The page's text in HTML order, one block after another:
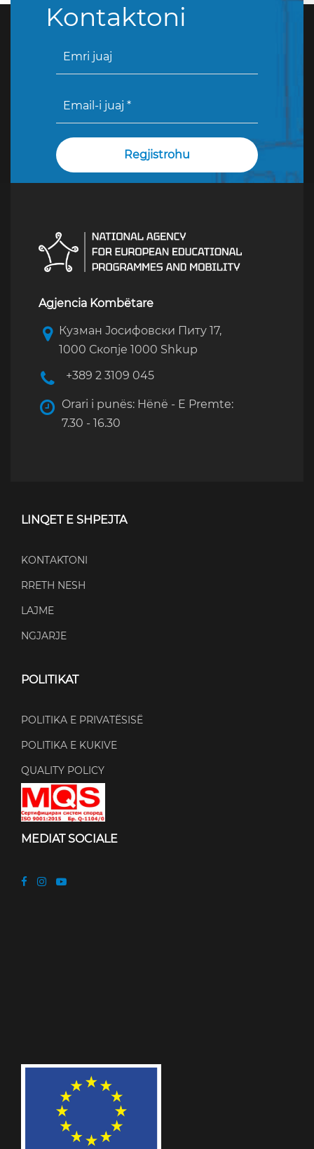
Kontaktoni
Agjencia Kombëtare
Кузман Јосифовски Питу 17,
1000 Скопје 1000 Shkup
+389 2 3109 045
Orari i punës: Hënë - E Premte:
7.30 - 16.30
LINQET E SHPEJTA
KONTAKTONI
RRETH NESH
LAJME
NGJARJE
POLITIKAT
POLITIKA E PRIVATËSISË
POLITIKA E KUKIVE
QUALITY POLICY
MEDIAT SOCIALE